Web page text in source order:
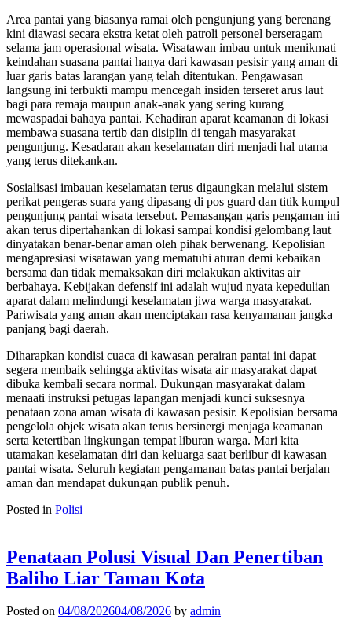
Area pantai yang biasanya ramai oleh pengunjung yang berenang
kini diawasi secara ekstra ketat oleh patroli personel berseragam
selama jam operasional wisata. Wisatawan imbau untuk menikmati
keindahan suasana pantai hanya dari kawasan pesisir yang aman di
luar garis batas larangan yang telah ditentukan. Pengawasan
langsung ini terbukti mampu mencegah insiden terseret arus laut
bagi para remaja maupun anak-anak yang sering kurang
mewaspadai bahaya pantai. Kehadiran aparat keamanan di lokasi
membawa suasana tertib dan disiplin di tengah masyarakat
pengunjung. Kesadaran akan keselamatan diri menjadi hal utama
yang terus ditekankan.
Sosialisasi imbauan keselamatan terus digaungkan melalui sistem
perikat pengeras suara yang dipasang di pos guard dan titik kumpul
pengunjung pantai wisata tersebut. Pemasangan garis pengaman ini
akan terus dipertahankan di lokasi sampai kondisi gelombang laut
dinyatakan benar-benar aman oleh pihak berwenang. Kepolisian
mengapresiasi wisatawan yang mematuhi aturan demi kebaikan
bersama dan tidak memaksakan diri melakukan aktivitas air
berbahaya. Kebijakan defensif ini adalah wujud nyata kepedulian
aparat dalam melindungi keselamatan jiwa warga masyarakat.
Pariwisata yang aman akan menciptakan rasa kenyamanan jangka
panjang bagi daerah.
Diharapkan kondisi cuaca di kawasan perairan pantai ini dapat
segera membaik sehingga aktivitas wisata air masyarakat dapat
dibuka kembali secara normal. Dukungan masyarakat dalam
menaati instruksi petugas lapangan menjadi kunci suksesnya
penataan zona aman wisata di kawasan pesisir. Kepolisian bersama
pengelola objek wisata akan terus bersinergi menjaga keamanan
serta ketertiban lingkungan tempat liburan warga. Mari kita
utamakan keselamatan diri dan keluarga saat berlibur di kawasan
pantai wisata. Seluruh kegiatan pengamanan batas pantai berjalan
aman dan mendapat dukungan publik penuh.
Posted in Polisi
Penataan Polusi Visual Dan Penertiban
Baliho Liar Taman Kota
Posted on 04/08/202604/08/2026 by admin